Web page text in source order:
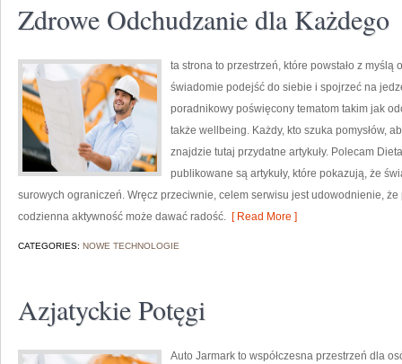
Zdrowe Odchudzanie dla Każdego
ta strona to przestrzeń, które powstało z
świadomie podejść do siebie i spojrzeć na
poradnikowy poświęcony tematom takim jak
także wellbeing. Każdy, kto szuka pomysłów,
znajdzie tutaj przydatne artykuły. Polecam
publikowane są artykuły, które pokazują, że
surowych ograniczeń. Wręcz przeciwnie, celem serwisu jest udowodnienie,
codzienna aktywność może dawać radość. [ Read More ]
CATEGORIES: NOWE TECHNOLOGIE
Azjatyckie Potęgi
Auto Jarmark to współczesna przestrzeń dla